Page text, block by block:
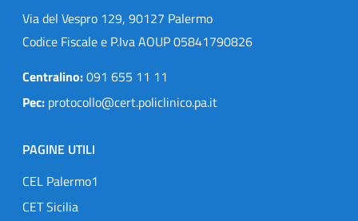
Via del Vespro 129, 90127 Palermo
Codice Fiscale e P.Iva AOUP 05841790826
Centralino:091 655 11 11
Pec: protocollo@cert.policlinico.pa.it
PAGINE UTILI
CEL Palermo1
CET Sicilia